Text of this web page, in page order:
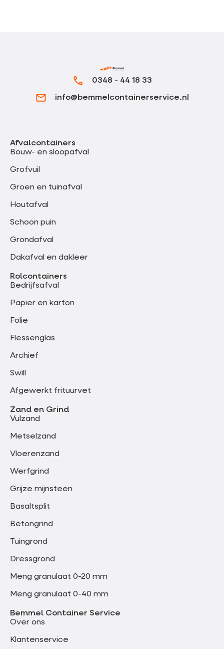
0348 - 44 18 33
info@bemmelcontainerservice.nl
Afvalcontainers
Bouw- en sloopafval
Grofvuil
Groen en tuinafval
Houtafval
Schoon puin
Grondafval
Dakafval en dakleer
Rolcontainers
Bedrijfsafval
Papier en karton
Folie
Flessenglas
Archief
Swill
Afgewerkt frituurvet
Zand en Grind
Vulzand
Metselzand
Vloerenzand
Werfgrind
Grijze mijnsteen
Basaltsplit
Betongrind
Tuingrond
Dressgrond
Meng granulaat 0-20 mm
Meng granulaat 0-40 mm
Bemmel Container Service
Over ons
Klantenservice